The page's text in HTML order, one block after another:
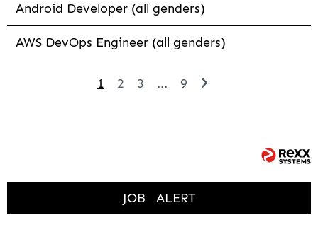
Android Developer (all genders)
AWS DevOps Engineer (all genders)
1 2 3 ... 9
JOB ALERT